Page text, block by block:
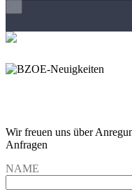
Wir freuen uns über
Anfragen
NAME